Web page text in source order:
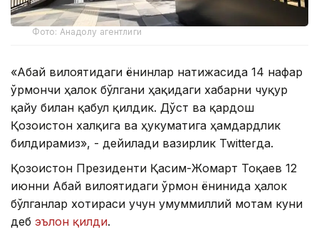
Фото: Анадолу агентлиги
«Абай вилоятидаги ёнғинлар натижасида 14 нафар
ўрмончи ҳалок бўлгани ҳақидаги хабарни чуқур
қайғу билан қабул қилдик. Дўст ва қардош
Қозоғистон халқига ва ҳукуматига ҳамдардлик
билдирамиз», - дейилади вазирлик Twitterда.
Қозоғистон Президенти Қасим-Жомарт Тоқаев 12
июнни Абай вилоятидаги ўрмон ёнғинида ҳалок
бўлганлар хотираси учун умуммиллий мотам куни
деб эълон қилди.